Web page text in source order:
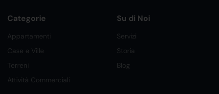
Categorie
Appartamenti
Case e Ville
Terreni
Attività Commerciali
Su di Noi
Servizi
Storia
Blog